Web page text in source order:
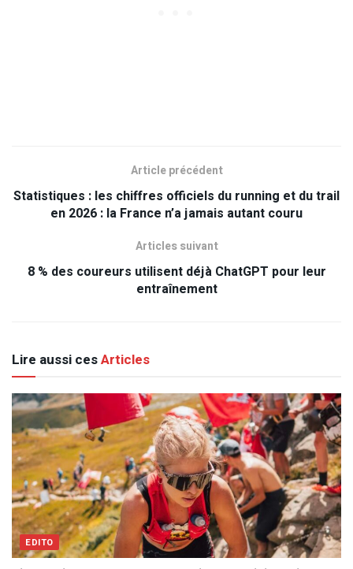
Article précédent
Statistiques : les chiffres officiels du running et du trail
en 2026 : la France n’a jamais autant couru
Articles suivant
8 % des coureurs utilisent déjà ChatGPT pour leur
entraînement
Lire aussi cesArticles
EDITO